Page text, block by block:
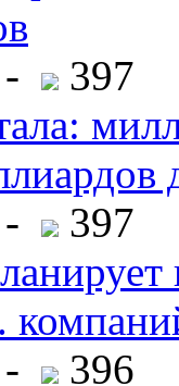
397
397
396